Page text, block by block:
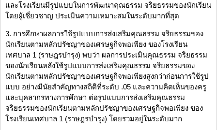
และโรงเรียนมีรูปแบบในการพัฒนาคุณธรรม จริยธรรมของนักเรียน
โดยผู้เชี่ยวชาญ ประเมินความเหมาะสมในระดับมากที่สุด
3. การศึกษาผลการใช้รูปแบบการส่งเสริมคุณธรรม จริยธรรมของ
นักเรียนตามหลักปรัชญาของเศรษฐกิจพอเพียง ของโรงเรียน
เทศบาล 1 (ราษฎรบำรุง) พบว่า ผลการประเมินคุณธรรม จริยธรรม
ของนักเรียนหลังใช้รูปแบบการส่งเสริมคุณธรรม จริยธรรมของ
นักเรียนตามหลักปรัชญาของเศรษฐกิจพอเพียงสูงกว่าก่อนการใช้รูป
แบบ อย่างมีนัยสำคัญทางสถิติที่ระดับ .05 และความคิดเห็นของครู
และบุคลากรทางการศึกษา ต่อรูปแบบการส่งเสริมคุณธรรม
จริยธรรมของนักเรียนตามหลักปรัชญาของเศรษฐกิจพอเพียง ของ
โรงเรียนเทศบาล 1 (ราษฎรบำรุง) โดยรวมอยู่ในระดับมาก